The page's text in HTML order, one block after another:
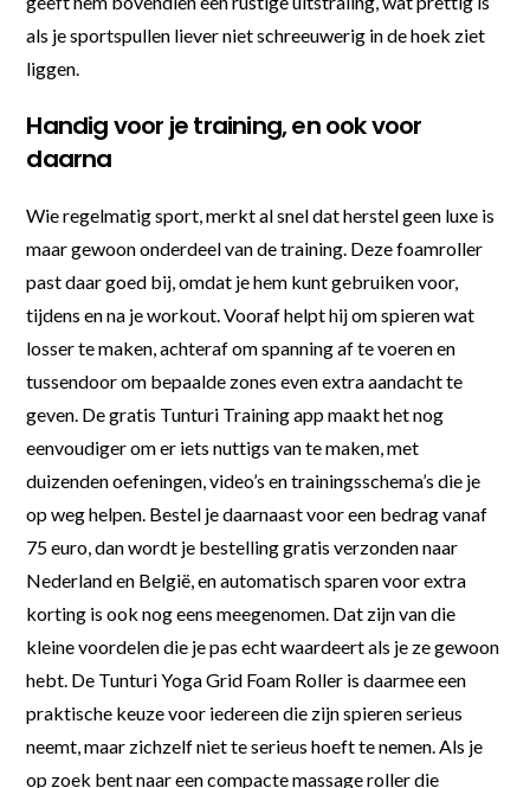
als je sportspullen liever niet schreeuwerig in de hoek ziet
liggen.
Handig voor je training, en ook voor
daarna
Wie regelmatig sport, merkt al snel dat herstel geen luxe is
maar gewoon onderdeel van de training. Deze foamroller
past daar goed bij, omdat je hem kunt gebruiken voor,
tijdens en na je workout. Vooraf helpt hij om spieren wat
losser te maken, achteraf om spanning af te voeren en
tussendoor om bepaalde zones even extra aandacht te
geven. De gratis Tunturi Training app maakt het nog
eenvoudiger om er iets nuttigs van te maken, met
duizenden oefeningen, video’s en trainingsschema’s die je
op weg helpen. Bestel je daarnaast voor een bedrag vanaf
75 euro, dan wordt je bestelling gratis verzonden naar
Nederland en België, en automatisch sparen voor extra
korting is ook nog eens meegenomen. Dat zijn van die
kleine voordelen die je pas echt waardeert als je ze gewoon
hebt. De Tunturi Yoga Grid Foam Roller is daarmee een
praktische keuze voor iedereen die zijn spieren serieus
neemt, maar zichzelf niet te serieus hoeft te nemen. Als je
op zoek bent naar een compacte massage roller die